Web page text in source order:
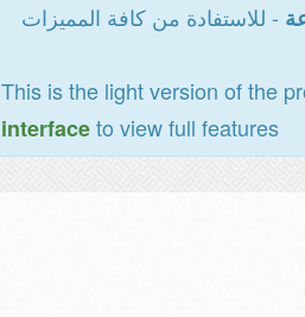
- للاستفادة من كافة المميزات
This is the light version of the
interfaceto view full features